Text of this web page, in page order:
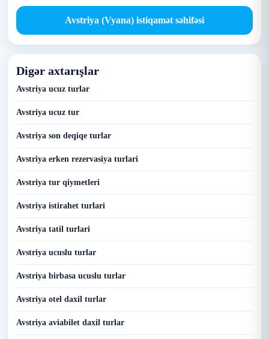
Avstriya (Vyana) istiqamət səhifəsi
Digər axtarışlar
Avstriya ucuz turlar
Avstriya ucuz tur
Avstriya son deqiqe turlar
Avstriya erken rezervasiya turlari
Avstriya tur qiymetleri
Avstriya istirahet turlari
Avstriya tatil turlari
Avstriya ucuslu turlar
Avstriya birbasa ucuslu turlar
Avstriya otel daxil turlar
Avstriya aviabilet daxil turlar